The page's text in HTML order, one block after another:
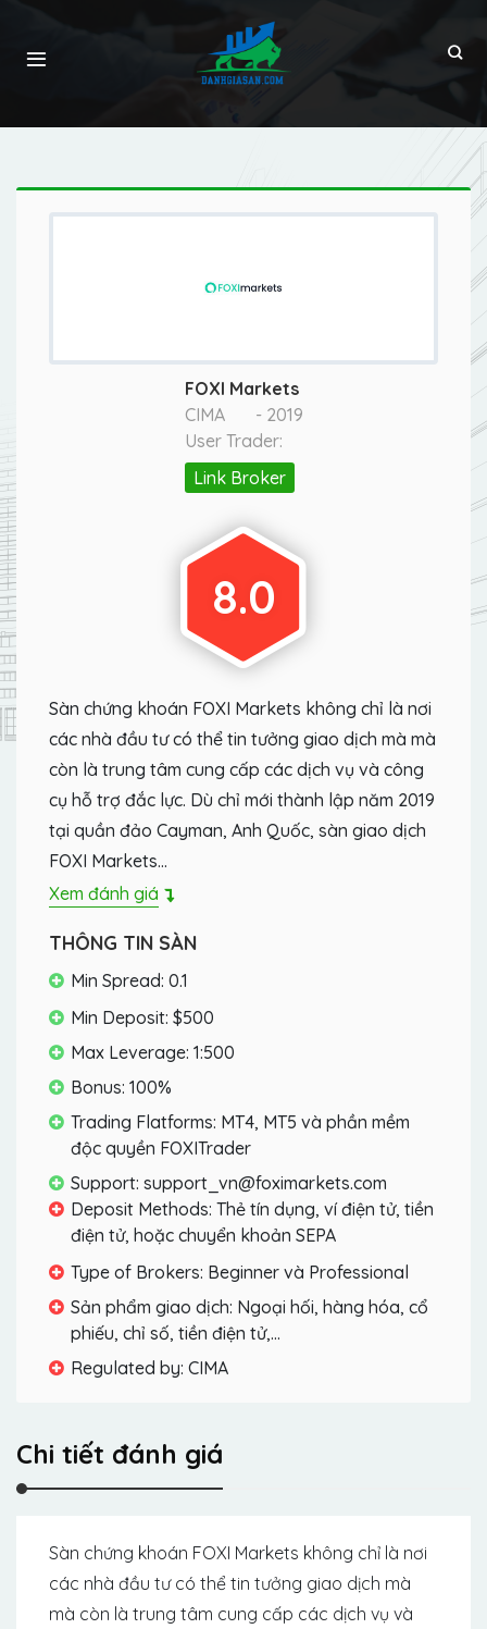
FOXI Markets
CIMA
- 2019
User Trader:
Link Broker
8.0
Sàn chứng khoán FOXI Markets không chỉ là nơi
các nhà đầu tư có thể tin tưởng giao dịch mà mà
còn là trung tâm cung cấp các dịch vụ và công
cụ hỗ trợ đắc lực. Dù chỉ mới thành lập năm 2019
tại quần đảo Cayman, Anh Quốc, sàn giao dịch
FOXI Markets…
Xem đánh giá
THÔNG TIN SÀN
Min Spread: 0.1
Min Deposit: $500
Max Leverage: 1:500
Bonus: 100%
Trading Flatforms: MT4, MT5 và phần mềm
độc quyền FOXITrader
Support: support_vn@foximarkets.com
Deposit Methods: Thẻ tín dụng, ví điện tử, tiền
điện tử, hoặc chuyển khoản SEPA
Type of Brokers: Beginner và Professional
Sản phẩm giao dịch: Ngoại hối, hàng hóa, cổ
phiếu, chỉ số, tiền điện tử,...
Regulated by: CIMA
Chi tiết đánh giá
Sàn chứng khoán FOXI Markets không chỉ là nơi
các nhà đầu tư có thể tin tưởng giao dịch mà
mà còn là trung tâm cung cấp các dịch vụ và